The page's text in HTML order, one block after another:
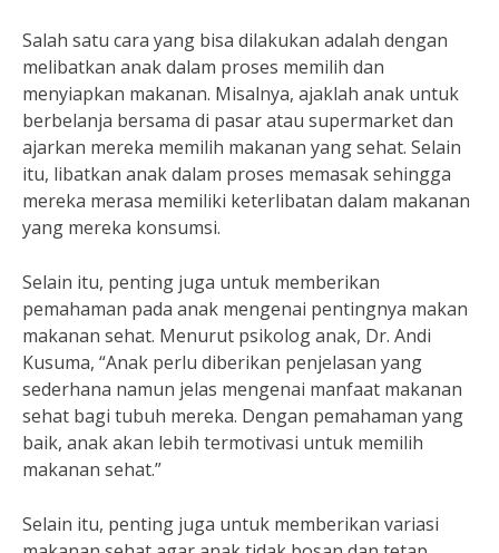
Salah satu cara yang bisa dilakukan adalah dengan
melibatkan anak dalam proses memilih dan
menyiapkan makanan. Misalnya, ajaklah anak untuk
berbelanja bersama di pasar atau supermarket dan
ajarkan mereka memilih makanan yang sehat. Selain
itu, libatkan anak dalam proses memasak sehingga
mereka merasa memiliki keterlibatan dalam makanan
yang mereka konsumsi.
Selain itu, penting juga untuk memberikan
pemahaman pada anak mengenai pentingnya makan
makanan sehat. Menurut psikolog anak, Dr. Andi
Kusuma, “Anak perlu diberikan penjelasan yang
sederhana namun jelas mengenai manfaat makanan
sehat bagi tubuh mereka. Dengan pemahaman yang
baik, anak akan lebih termotivasi untuk memilih
makanan sehat.”
Selain itu, penting juga untuk memberikan variasi